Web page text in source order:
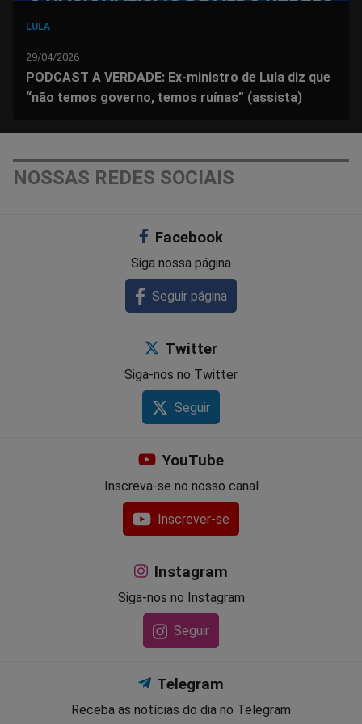
LULA
29/04/2026
PODCAST A VERDADE: Ex-ministro de Lula diz que
“não temos governo, temos ruínas” (assista)
NOSSAS REDES SOCIAIS
Facebook
Siga nossa página
Seguir página
Twitter
Siga-nos no Twitter
Seguir
YouTube
Inscreva-se no nosso canal
Inscrever-se
Instagram
Siga-nos no Instagram
Seguir
Telegram
Receba as notícias do dia no Telegram